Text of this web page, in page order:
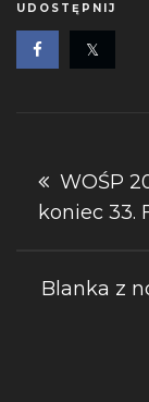
UDOSTĘPNIJ
wpisu
WOŚP
koniec 33.
Blanka z